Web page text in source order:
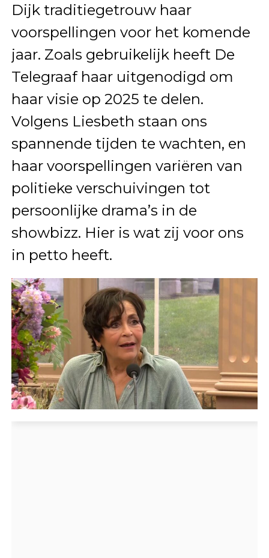
Dijk traditiegetrouw haar
voorspellingen voor het komende
jaar. Zoals gebruikelijk heeft De
Telegraaf haar uitgenodigd om
haar visie op 2025 te delen.
Volgens Liesbeth staan ons
spannende tijden te wachten, en
haar voorspellingen variëren van
politieke verschuivingen tot
persoonlijke drama’s in de
showbizz. Hier is wat zij voor ons
in petto heeft.